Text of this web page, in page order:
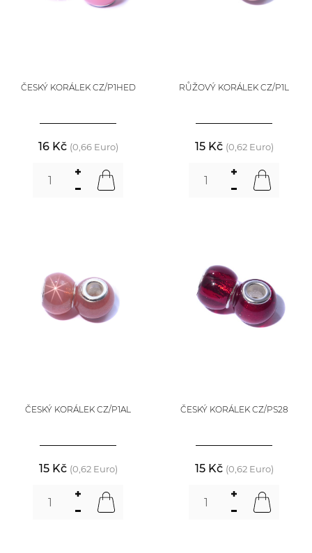
ČESKÝ KORÁLEK CZ/P1HED
16 Kč (0,66 Euro)
RŮŽOVÝ KORÁLEK CZ/P1L
15 Kč (0,62 Euro)
ČESKÝ KORÁLEK CZ/P1AL
15 Kč (0,62 Euro)
ČESKÝ KORÁLEK CZ/PS28
15 Kč (0,62 Euro)